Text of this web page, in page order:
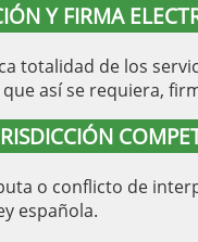
Y FIRMA
totalidad de los
así se requiera,
o conflicto de
española.